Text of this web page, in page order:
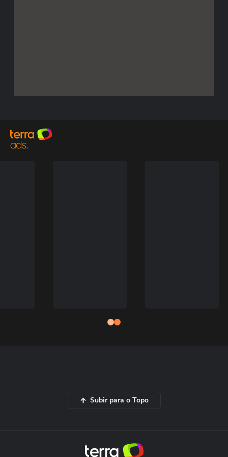
Subir para o Topo